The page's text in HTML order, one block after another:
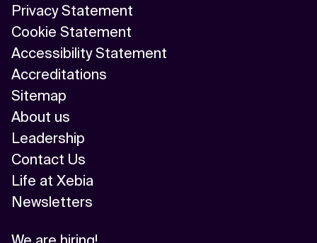
Privacy Statement
Cookie Statement
Accessibility Statement
Accreditations
Sitemap
About us
Leadership
Contact Us
Life at Xebia
Newsletters